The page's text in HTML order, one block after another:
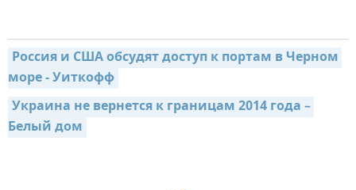
Россия и США обсудят доступ к портам в Черном
море - Уиткофф
Украина не вернется к границам 2014 года –
Белый дом